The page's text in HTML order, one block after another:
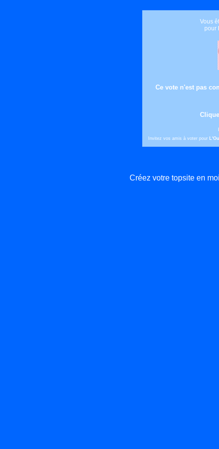
Vous
pour
Ce vote n'est pas
Invitez vos amis à voter pour
Créez votre topsite en